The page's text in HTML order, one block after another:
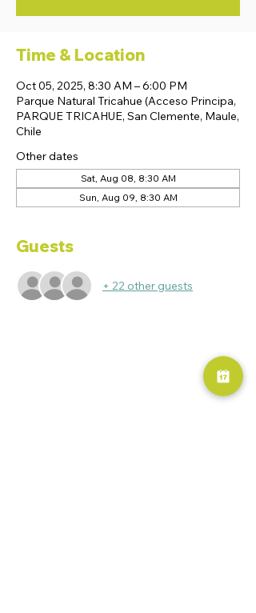
Time & Location
Oct 05, 2025, 8:30 AM – 6:00 PM
Parque Natural Tricahue (Acceso Principa,
PARQUE TRICAHUE, San Clemente, Maule,
Chile
Other dates
Sat, Aug 08, 8:30 AM
Sun, Aug 09, 8:30 AM
Guests
+ 22 other guests